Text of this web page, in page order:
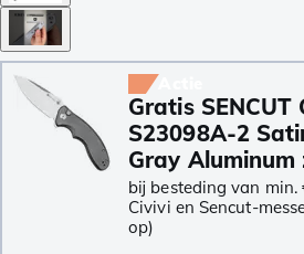
Gratis SENCUT
S23098A-2
Gray Aluminum
bij besteding van
Civivi en Sencut-
op)